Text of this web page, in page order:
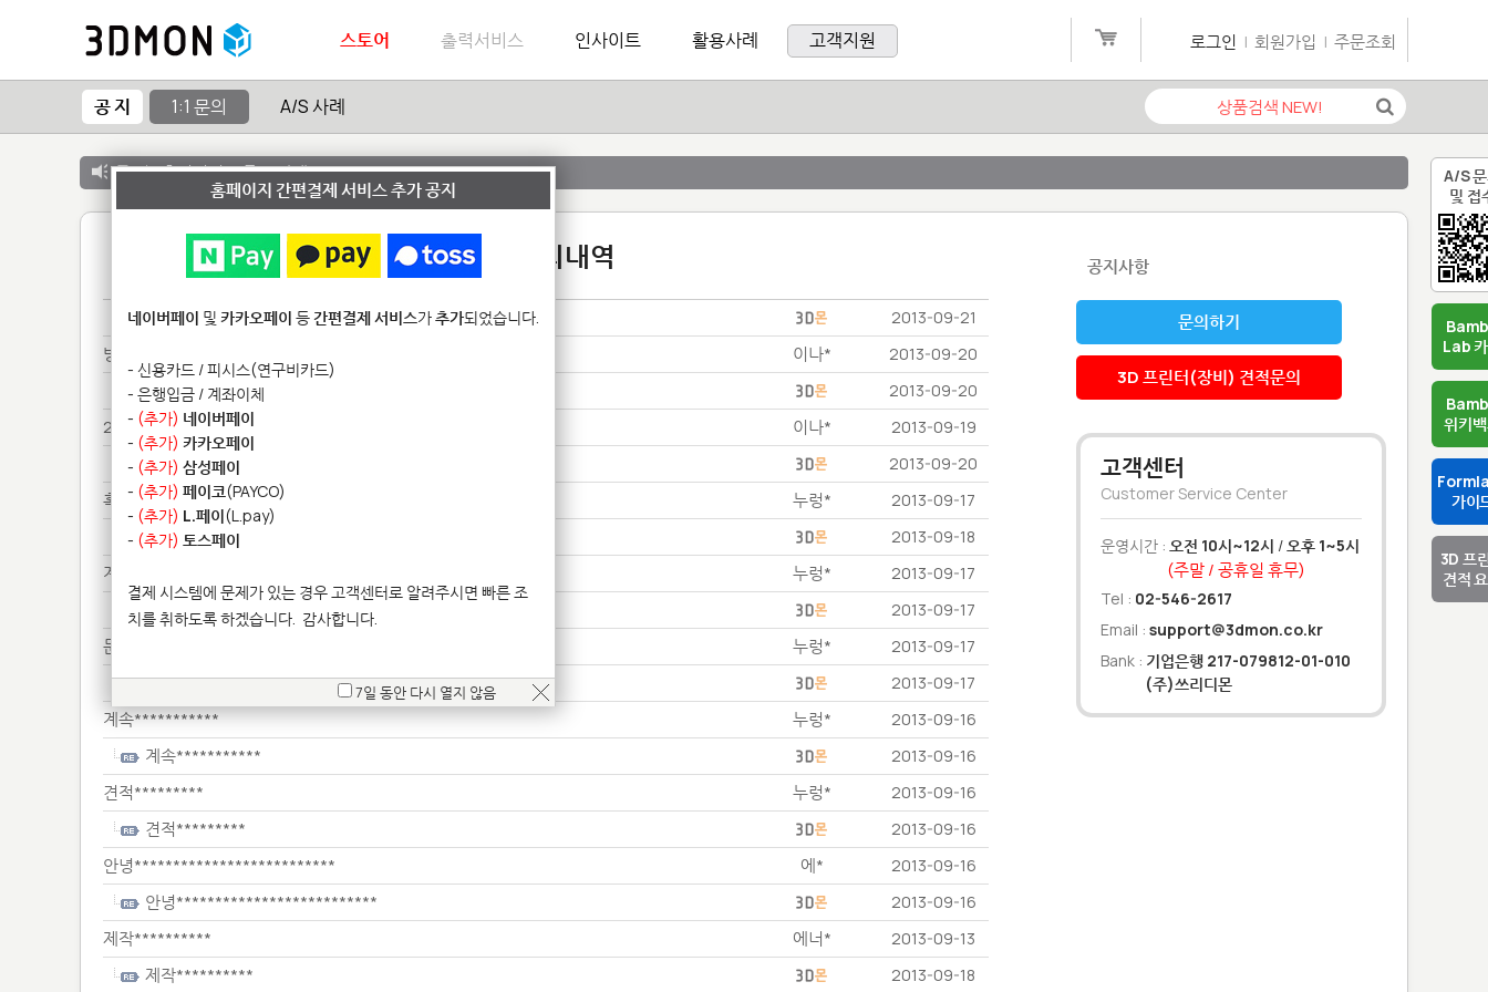
A/S
및 접
Lab
위키
가이
3D 프
견적
스토어 출력서비스 인사이트 활용사례 고객지원 로그인 | 회원가입 | 주문조회
공 지 1:1 문의 A/S 사례
공 지 :출력서비스 종료 안내
1:1 문의내역
9월**************************** 2013-09-21
방금******** 이나* 2013-09-20
방금******** 2013-09-20
2차***** 이나* 2013-09-19
2차***** 2013-09-20
혹시********************* 누렁* 2013-09-17
혹시********************* 2013-09-18
계속************* 누렁* 2013-09-17
계속************* 2013-09-17
문의**** 누렁* 2013-09-17
문의**** 2013-09-17
계속*********** 누렁* 2013-09-16
계속*********** 2013-09-16
견적********* 누렁* 2013-09-16
견적********* 2013-09-16
안녕************************** 에* 2013-09-16
안녕************************** 2013-09-16
제작********** 에너* 2013-09-13
제작********** 2013-09-18
공지사항
문의하기
3D 프린터(장비) 견적문의
고객센터
Customer Service Center
운영시간 : 오전 10시~12시 /오후 1~5시
(주말 / 공휴일 휴무)
Tel : 02-546-2617
Email : support@3dmon.co.kr
Bank : 기업은행 217-079812-01-010
(주)쓰리디몬
홈페이지 간편결제 서비스 추가 공지
네이버페이 및 카카오페이 등간편결제 서비스가추가되었습니다.
- 신용카드 / 피시스(연구비카드)
- 은행입금 / 계좌이체
- (추가) 네이버페이
- (추가) 카카오페이
- (추가) 삼성페이
- (추가) 페이코(PAYCO)
- (추가) L.페이(L.pay)
- (추가) 토스페이
결제 시스템에 문제가 있는 경우 고객센터로 알려주시면 빠른 조
치를 취하도록 하겠습니다. 감사합니다.
7일 동안 다시 열지 않음